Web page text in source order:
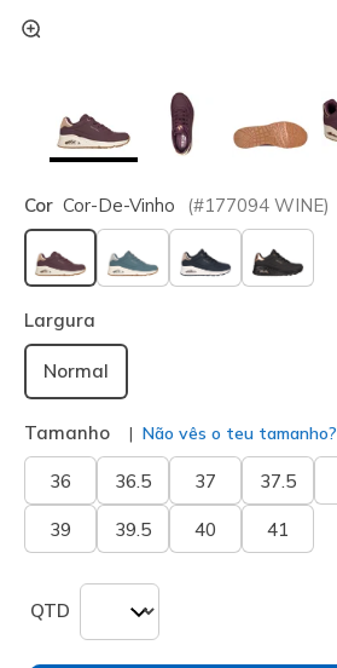
Cor Cor-De-Vinho (#177094 WINE)
selecionado
Largura
Normal
Tamanho Não vês o teu tamanho?
36 36.5 37 37.5
39 39.5 40 41
QTD